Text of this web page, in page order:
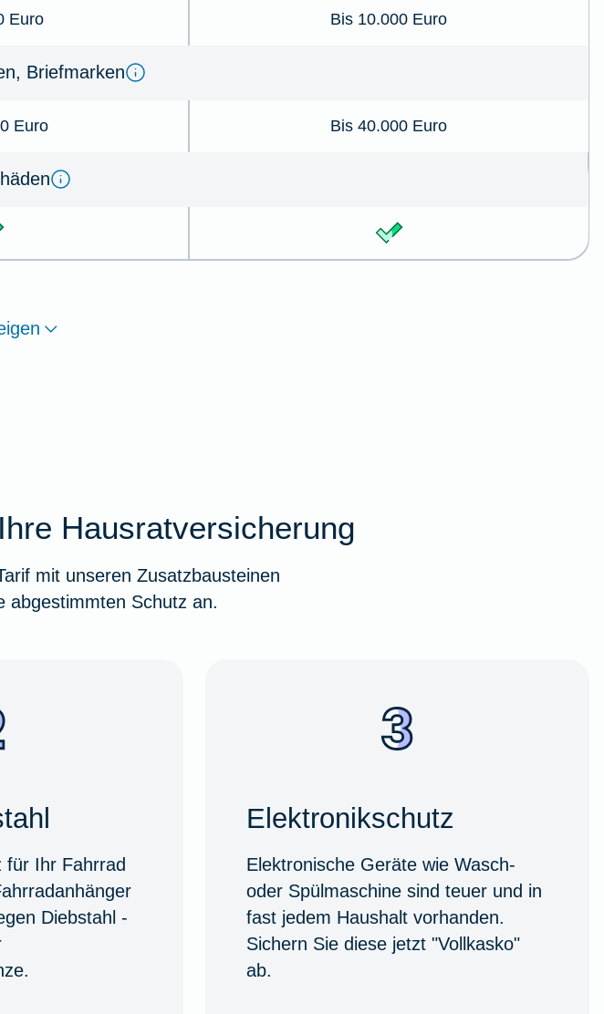
Euro Bis 10.000 Euro
Briefmarken
Euro Bis 40.000 Euro
Hausratversicherung
mit unseren Zusatzbausteinen
abgestimmten Schutz an.
für Ihr Fahrrad
Diebstahl -
Elektronikschutz
Elektronische Geräte wie Wasch-
oder Spülmaschine sind teuer und in
fast jedem Haushalt vorhanden.
Sichern Sie diese jetzt "Vollkasko"
ab.